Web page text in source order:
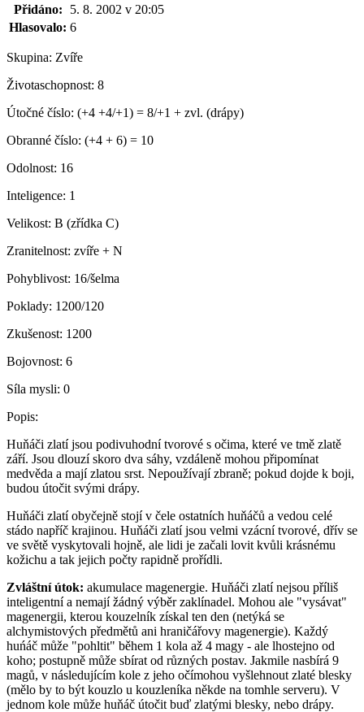
Přidáno:
5. 8. 2002 v 20:05
Hlasovalo: 6
Skupina: Zvíře
Životaschopnost: 8
Útočné číslo: (+4 +4/+1) = 8/+1 + zvl. (drápy)
Obranné číslo: (+4 + 6) = 10
Odolnost: 16
Inteligence: 1
Velikost: B (zřídka C)
Zranitelnost: zvíře + N
Pohyblivost: 16/šelma
Poklady: 1200/120
Zkušenost: 1200
Bojovnost: 6
Síla mysli: 0
Popis:
Huňáči zlatí jsou podivuhodní tvorové s očima, které ve tmě zlatě
září. Jsou dlouzí skoro dva sáhy, vzdáleně mohou připomínat
medvěda a mají zlatou srst. Nepoužívají zbraně; pokud dojde k boji,
budou útočit svými drápy.
Huňáči zlatí obyčejně stojí v čele ostatních huňáčů a vedou celé
stádo napříč krajinou. Huňáči zlatí jsou velmi vzácní tvorové, dřív se
ve světě vyskytovali hojně, ale lidi je začali lovit kvůli krásnému
kožichu a tak jejich počty rapidně prořídli.
Zvláštní útok: akumulace magenergie. Huňáči zlatí nejsou příliš
inteligentní a nemají žádný výběr zaklínadel. Mohou ale "vysávat"
magenergii, kterou kouzelník získal ten den (netýká se
alchymistových předmětů ani hraničářovy magenergie). Každý
huńáč může "pohltit" během 1 kola až 4 magy - ale lhostejno od
koho; postupně může sbírat od různých postav. Jakmile nasbírá 9
magů, v následujícím kole z jeho očímohou vyšlehnout zlaté blesky
(mělo by to být kouzlo u kouzleníka někde na tomhle serveru). V
jednom kole může huňáč útočit buď zlatými blesky, nebo drápy.